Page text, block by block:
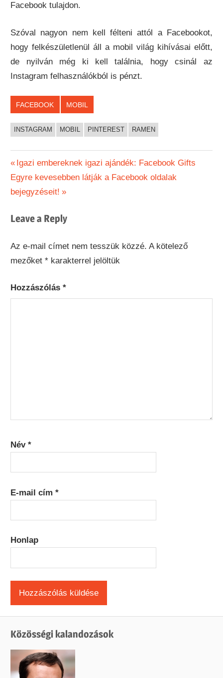
Facebook tulajdon.
Szóval nagyon nem kell félteni attól a Facebookot,
hogy felkészületlenül áll a mobil világ kihívásai előtt,
de nyilván még ki kell találnia, hogy csinál az
Instagram felhasználókból is pénzt.
FACEBOOK MOBIL
INSTAGRAM MOBIL PINTEREST RAMEN
Bejegyzés
navigáció
Previous
Post:
Igazi embereknek igazi ajándék: Facebook Gifts
Next
Post:
Egyre kevesebben látják a Facebook oldalak
bejegyzéseit!
Leave a Reply
Az e-mail címet nem tesszük közzé. A kötelező
mezőket* karakterrel jelöltük
Hozzászólás*
Név*
E-mail cím*
Honlap
Közösségi kalandozások